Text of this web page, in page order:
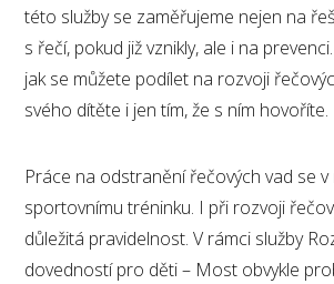
této služby se zaměřujeme nejen na
s řečí, pokud již vznikly, ale i na
jak se můžete podílet na rozvoji
svého dítěte i jen tím, že s ním hovoříte.
Práce na odstranění řečových vad se
sportovnímu tréninku. I při rozvoji
důležitá pravidelnost. V rámci služby
dovedností pro děti – Most obvykle